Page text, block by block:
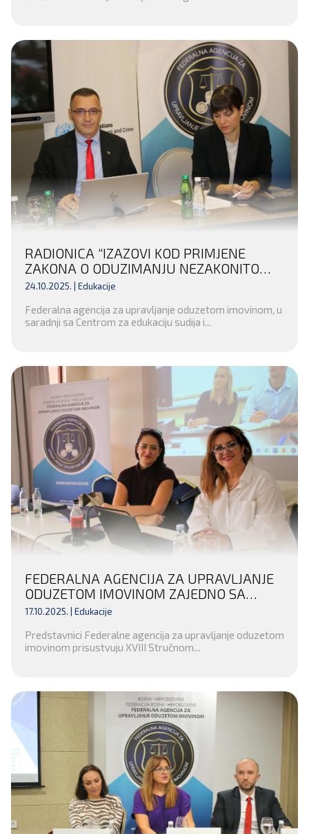
RADIONICA “IZAZOVI KOD PRIMJENE
ZAKONA O ODUZIMANJU NEZAKONITO
STEČENE IMOVINE KRIVIČNIM DJELOM
PREDSTAVNIKE INSTITUCIJA
ZAPADNOHERCEGOVAČKOG KANTONA
24.10.2025. | Edukacije
Federalna agencija za upravljanje oduzetom imovinom, u
saradnji sa Centrom za edukaciju sudija i...
FEDERALNA AGENCIJA ZA UPRAVLJANJE
ODUZETOM IMOVINOM ZAJEDNO SA
UDRUŽENJEM TUŽILACA U FEDERACIJI
STRUČNO SAVJETOVANJE TUŽILACA
17.10.2025. | Edukacije
Predstavnici Federalne agencija za upravljanje oduzetom
imovinom prisustvuju XVIII Stručnom...